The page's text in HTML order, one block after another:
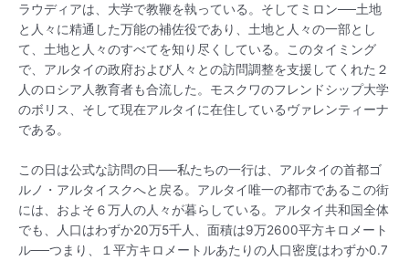
ラウディアは、大学で教鞭を執っている。そしてミロン──土地
と人々に精通した万能の補佐役であり、土地と人々の一部とし
て、土地と人々のすべてを知り尽くしている。このタイミング
で、アルタイの政府および人々との訪問調整を支援してくれた２
人のロシア人教育者も合流した。モスクワのフレンドシップ大学
のボリス、そして現在アルタイに在住しているヴァレンティーナ
である。
この日は公式な訪問の日──私たちの一行は、アルタイの首都ゴ
ルノ・アルタイスクへと戻る。アルタイ唯一の都市であるこの街
には、およそ６万人の人々が暮らしている。アルタイ共和国全体
でも、人口はわずか20万5千人、面積は9万2600平方キロメート
ル──つまり、１平方キロメートルあたりの人口密度はわずか0.7